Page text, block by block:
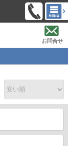
お問合せ